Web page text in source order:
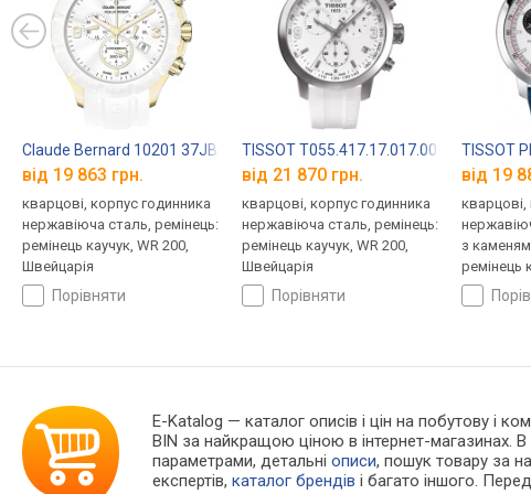
Claude Bernard 10201 37JB BID
від 19 863 грн.
кварцові, корпус годинника
нержавіюча сталь, ремінець:
ремінець каучук, WR 200,
Швейцарія
порівняти
TISSOT T055.417.17.017.00
від 21 870 грн.
кварцові, корпус годинника
нержавіюча сталь, ремінець:
ремінець каучук, WR 200,
Швейцарія
порівняти
TISSOT
від 19
кварцові,
з
ремінець
Швейцарія
E-Katalog — каталог описів і цін на побутову і
BIN за найкращою ціною в інтернет-
параметрами, детальніописи, пошук товару за
експертів,каталог брендів і багато іншого.